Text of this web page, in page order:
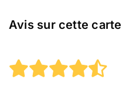
Avis sur cette carte